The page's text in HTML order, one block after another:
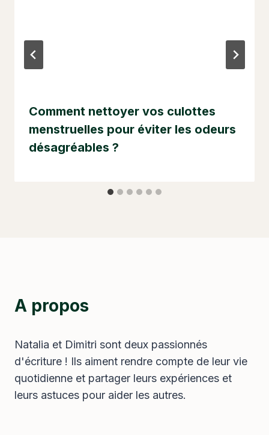
Comment nettoyer vos culottes
menstruelles pour éviter les odeurs
désagréables ?
A propos
Natalia et Dimitri sont deux passionnés
d'écriture ! Ils aiment rendre compte de leur vie
quotidienne et partager leurs expériences et
leurs astuces pour aider les autres.